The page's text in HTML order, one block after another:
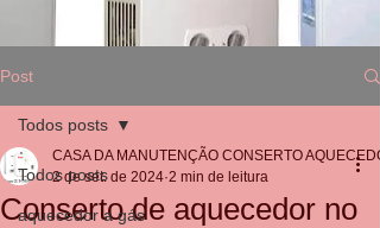
Post
Todos posts
aquecedor a gás
Todos posts
Conserto de aquecedor no
CASA DA MANUTENÇÃO CONSERTO
2 de set. de 2024 2 min de leitura